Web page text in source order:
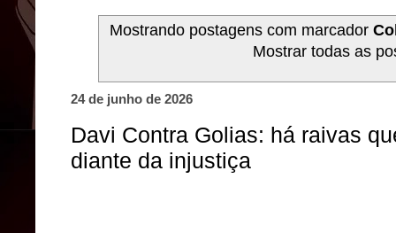
Mostrando postagens com marcador
Mostrar todas as
24 de junho de 2026
Davi Contra Golias: há raivas
diante da injustiça